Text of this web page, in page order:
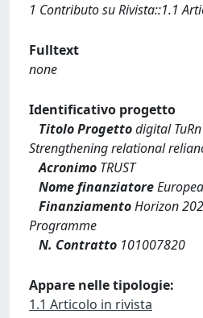
1 Contributo su Rivista::1.1
Fulltext
none
Identificativo progetto
Titolo Progettodigital
Strengthening relational
Acronimo TRUST
Nome finanziatore
FinanziamentoHorizon
Programme
N. Contratto 101007820
Appare nelle tipologie:
1.1 Articolo in rivista